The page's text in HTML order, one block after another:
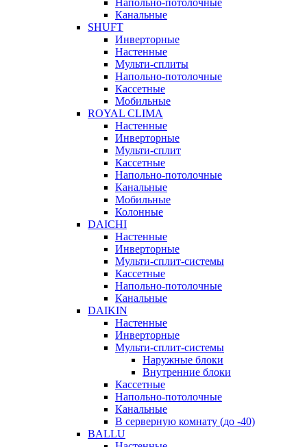
Напольно-потолочные
Канальные
SHUFT
Инверторные
Настенные
Мульти-сплиты
Напольно-потолочные
Кассетные
Мобильные
ROYAL CLIMA
Настенные
Инверторные
Мульти-сплит
Кассетные
Напольно-потолочные
Канальные
Мобильные
Колонные
DAICHI
Настенные
Инверторные
Мульти-сплит-системы
Кассетные
Напольно-потолочные
Канальные
DAIKIN
Настенные
Инверторные
Мульти-сплит-системы
Наружные блоки
Внутренние блоки
Кассетные
Напольно-потолочные
Канальные
В серверную комнату (до -40)
BALLU